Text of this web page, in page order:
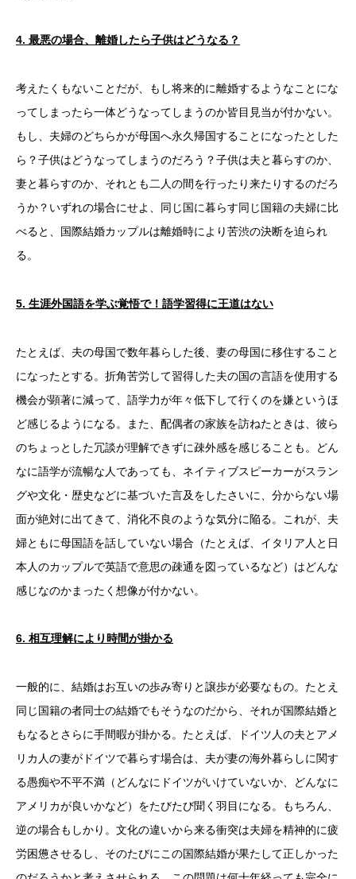
4. 最悪の場合、離婚したら子供はどうなる？
考えたくもないことだが、もし将来的に離婚するようなことにな
ってしまったら一体どうなってしまうのか皆目見当が付かない。
もし、夫婦のどちらかが母国へ永久帰国することになったとした
ら？子供はどうなってしまうのだろう？子供は夫と暮らすのか、
妻と暮らすのか、それとも二人の間を行ったり来たりするのだろ
うか？いずれの場合にせよ、同じ国に暮らす同じ国籍の夫婦に比
べると、国際結婚カップルは離婚時により苦渋の決断を迫られ
る。
5. 生涯外国語を学ぶ覚悟で！語学習得に王道はない
たとえば、夫の母国で数年暮らした後、妻の母国に移住すること
になったとする。折角苦労して習得した夫の国の言語を使用する
機会が顕著に減って、語学力が年々低下して行くのを嫌というほ
ど感じるようになる。また、配偶者の家族を訪ねたときは、彼ら
のちょっとした冗談が理解できずに疎外感を感じることも。どん
なに語学が流暢な人であっても、ネイティブスピーカーがスラン
グや文化・歴史などに基づいた言及をしたさいに、分からない場
面が絶対に出てきて、消化不良のような気分に陥る。これが、夫
婦ともに母国語を話していない場合（たとえば、イタリア人と日
本人のカップルで英語で意思の疎通を図っているなど）はどんな
感じなのかまったく想像が付かない。
6. 相互理解により時間が掛かる
一般的に、結婚はお互いの歩み寄りと譲歩が必要なもの。たとえ
同じ国籍の者同士の結婚でもそうなのだから、それが国際結婚と
もなるとさらに手間暇が掛かる。たとえば、ドイツ人の夫とアメ
リカ人の妻がドイツで暮らす場合は、夫が妻の海外暮らしに関す
る愚痴や不平不満（どんなにドイツがいけていないか、どんなに
アメリカが良いかなど）をたびたび聞く羽目になる。もちろん、
逆の場合もしかり。文化の違いから来る衝突は夫婦を精神的に疲
労困憊させるし、そのたびにこの国際結婚が果たして正しかった